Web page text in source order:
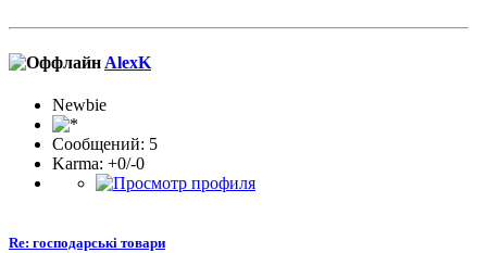
AlexK
Newbie
Сообщений: 5
Karma: +0/-0
Re: господарські товари